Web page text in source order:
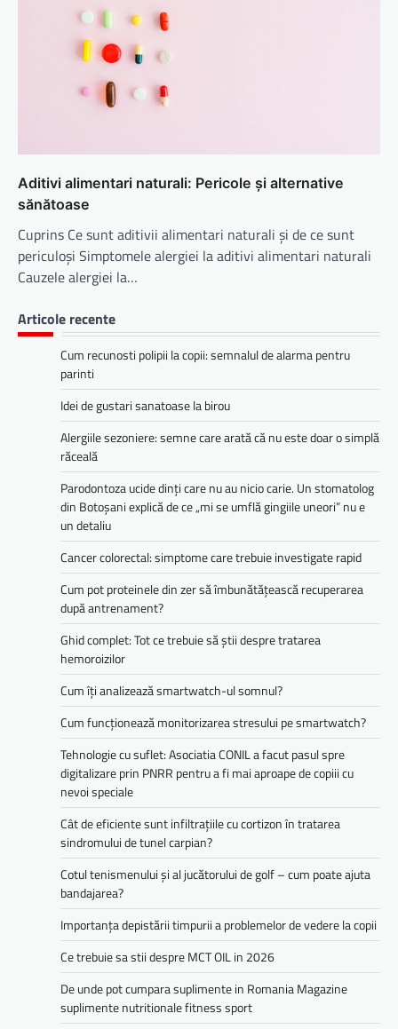
Aditivi alimentari naturali: Pericole și alternative
sănătoase
Cuprins Ce sunt aditivii alimentari naturali și de ce sunt
periculoși Simptomele alergiei la aditivi alimentari naturali
Cauzele alergiei la…
Articole recente
Cum recunosti polipii la copii: semnalul de alarma pentru
parinti
Idei de gustari sanatoase la birou
Alergiile sezoniere: semne care arată că nu este doar o simplă
răceală
Parodontoza ucide dinți care nu au nicio carie. Un stomatolog
din Botoșani explică de ce „mi se umflă gingiile uneori” nu e
un detaliu
Cancer colorectal: simptome care trebuie investigate rapid
Cum pot proteinele din zer să îmbunătățească recuperarea
după antrenament?
Ghid complet: Tot ce trebuie să știi despre tratarea
hemoroizilor
Cum îți analizează smartwatch-ul somnul?
Cum funcționează monitorizarea stresului pe smartwatch?
Tehnologie cu suflet: Asociatia CONIL a facut pasul spre
digitalizare prin PNRR pentru a fi mai aproape de copiii cu
nevoi speciale
Cât de eficiente sunt infiltrațiile cu cortizon în tratarea
sindromului de tunel carpian?
Cotul tenismenului și al jucătorului de golf – cum poate ajuta
bandajarea?
Importanța depistării timpurii a problemelor de vedere la copii
Ce trebuie sa stii despre MCT OIL in 2026
De unde pot cumpara suplimente in Romania Magazine
suplimente nutritionale fitness sport